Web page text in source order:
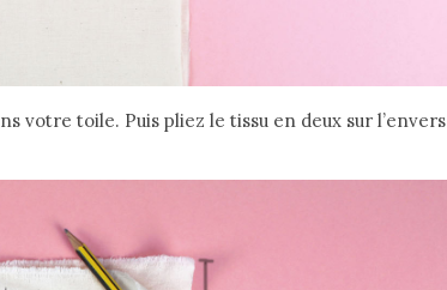
votre toile. Puis pliez le tissu en deux sur l’envers